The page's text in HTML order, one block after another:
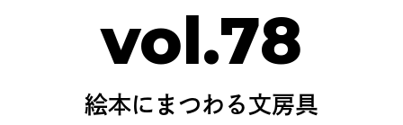
vol.78
絵本にまつわる文房具